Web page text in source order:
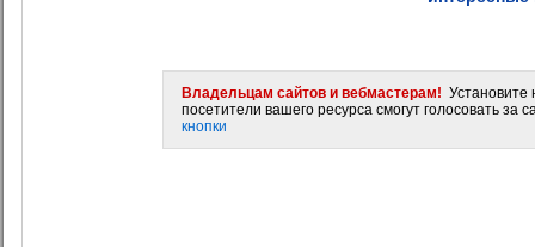
Владельцам сайтов и вебмастерам! Установите
посетители вашего ресурса смогут голосовать за
кнопки